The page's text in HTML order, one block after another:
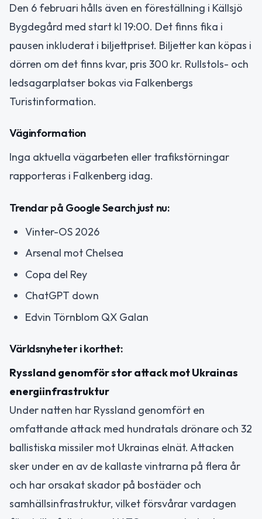
Den 6 februari hålls även en föreställning i Källsjö
Bygdegård med start kl 19:00. Det finns fika i
pausen inkluderat i biljettpriset. Biljetter kan köpas i
dörren om det finns kvar, pris 300 kr. Rullstols- och
ledsagarplatser bokas via Falkenbergs
Turistinformation.
Väginformation
Inga aktuella vägarbeten eller trafikstörningar
rapporteras i Falkenberg idag.
Trendar på Google Search just nu:
Vinter-OS 2026
Arsenal mot Chelsea
Copa del Rey
ChatGPT down
Edvin Törnblom QX Galan
Världsnyheter i korthet:
Ryssland genomför stor attack mot Ukrainas
energiinfrastruktur
Under natten har Ryssland genomfört en
omfattande attack med hundratals drönare och 32
ballistiska missiler mot Ukrainas elnät. Attacken
sker under en av de kallaste vintrarna på flera år
och har orsakat skador på bostäder och
samhällsinfrastruktur, vilket försvårar vardagen